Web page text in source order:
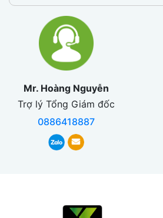
Mr. Hoàng Nguyễn
Trợ lý Tổng Giám đốc
0886418887